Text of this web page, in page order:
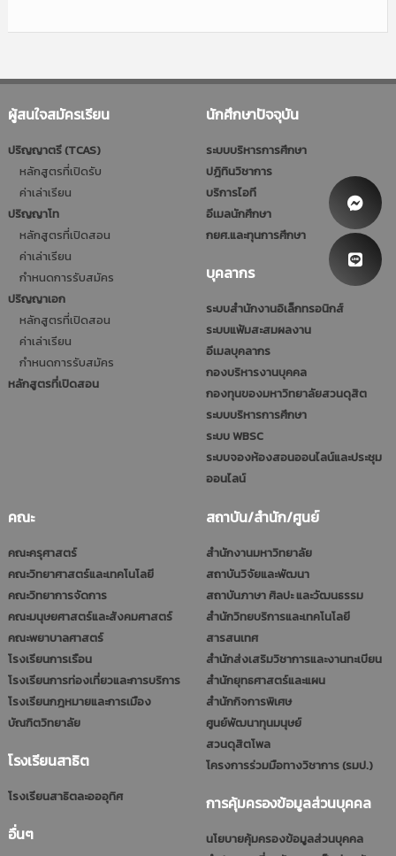
ผู้สนใจสมัครเรียน
ปริญญาตรี (TCAS)
หลักสูตรที่เปิดรับ
ค่าเล่าเรียน
ปริญญาโท
หลักสูตรที่เปิดสอน
ค่าเล่าเรียน
กำหนดการรับสมัคร
ปริญญาเอก
หลักสูตรที่เปิดสอน
ค่าเล่าเรียน
กำหนดการรับสมัคร
หลักสูตรที่เปิดสอน
นักศึกษาปัจจุบัน
ระบบบริหารการศึกษา
ปฎิทินวิชาการ
บริการไอที
อีเมลนักศึกษา
กยศ.และทุนการศึกษา
บุคลากร
ระบบสำนักงานอิเล็กทรอนิกส์
ระบบแฟ้มสะสมผลงาน
อีเมลบุคลากร
กองบริหารงานบุคคล
กองทุนของมหาวิทยาลัยสวนดุสิต
ระบบบริหารการศึกษา
ระบบ WBSC
ระบบจองห้องสอนออนไลน์และประชุม
ออนไลน์
คณะ
คณะครุศาสตร์
คณะวิทยาศาสตร์และเทคโนโลยี
คณะวิทยาการจัดการ
คณะมนุษยศาสตร์และสังคมศาสตร์
คณะพยาบาลศาสตร์
โรงเรียนการเรือน
โรงเรียนการท่องเที่ยวและการบริการ
โรงเรียนกฎหมายและการเมือง
บัณฑิตวิทยาลัย
โรงเรียนสาธิต
โรงเรียนสาธิตละอออุทิศ
อื่นๆ
สถาบัน/สำนัก/ศูนย์
สำนักงานมหาวิทยาลัย
สถาบันวิจัยและพัฒนา
สถาบันภาษา ศิลปะ และวัฒนธรรม
สำนักวิทยบริการและเทคโนโลยี
สารสนเทศ
สำนักส่งเสริมวิชาการและงานทะเบียน
สำนักยุทธศาสตร์และแผน
สำนักกิจการพิเศษ
ศูนย์พัฒนาทุนมนุษย์
สวนดุสิตโพล
โครงการร่วมมือทางวิชาการ (รมป.)
การคุ้มครองข้อมูลส่วนบุคคล
นโยบายคุ้มครองข้อมูลส่วนบุคคล